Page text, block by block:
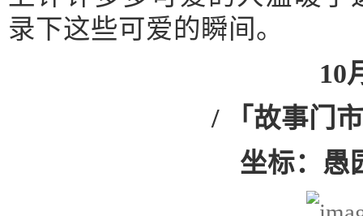
录下这些可爱的瞬间。
10
/ 「故事门
坐标：愚